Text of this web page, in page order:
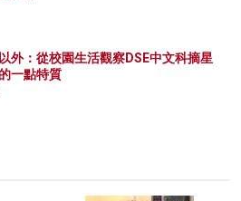
外：從校園生活觀察DSE中文科摘星
一點特質